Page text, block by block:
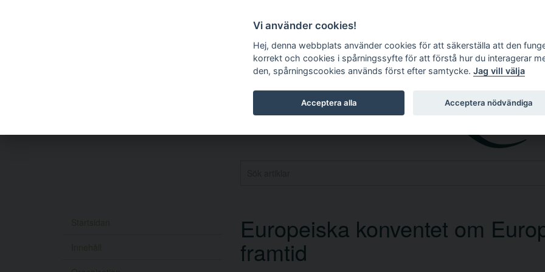
Europeiska konventet om
framtid
Vi använder cookies!
Hej, denna webbplats använder cookies för att säkerställa att den
korrekt och cookies i spårningssyfte för att förstå hur du interagerar
den, spårningscookies används först efter samtycke. Jag vill välja
Acceptera alla Acceptera nödvändiga